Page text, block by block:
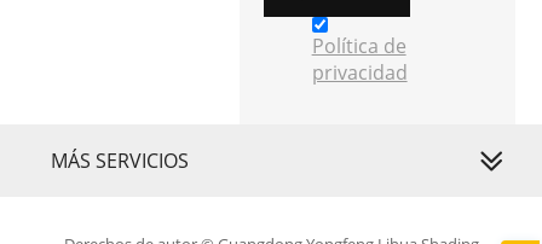
Política de
privacidad
MÁS SERVICIOS